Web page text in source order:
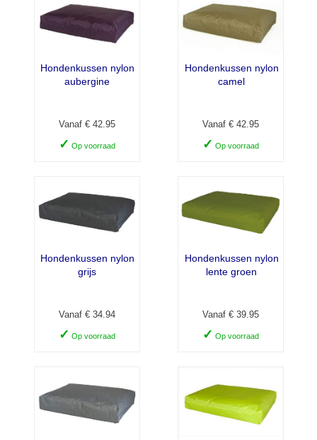
Hondenkussen nylon
aubergine
Vanaf € 42.95
✓ Op voorraad
Hondenkussen nylon
camel
Vanaf € 42.95
✓ Op voorraad
Hondenkussen nylon
grijs
Vanaf € 34.94
✓ Op voorraad
Hondenkussen nylon
lente groen
Vanaf € 39.95
✓ Op voorraad